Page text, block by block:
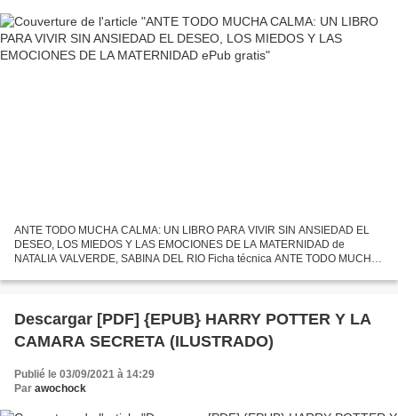
ANTE TODO MUCHA CALMA: UN LIBRO PARA VIVIR SIN ANSIEDAD EL
DESEO, LOS MIEDOS Y LAS EMOCIONES DE LA MATERNIDAD de
NATALIA VALVERDE, SABINA DEL RIO Ficha técnica ANTE TODO MUCHA
LAS EMOCIONES...
Descargar [PDF] {EPUB} HARRY POTTER Y LA
CAMARA SECRETA (ILUSTRADO)
Publié le 03/09/2021 à 14:29
Par awochock